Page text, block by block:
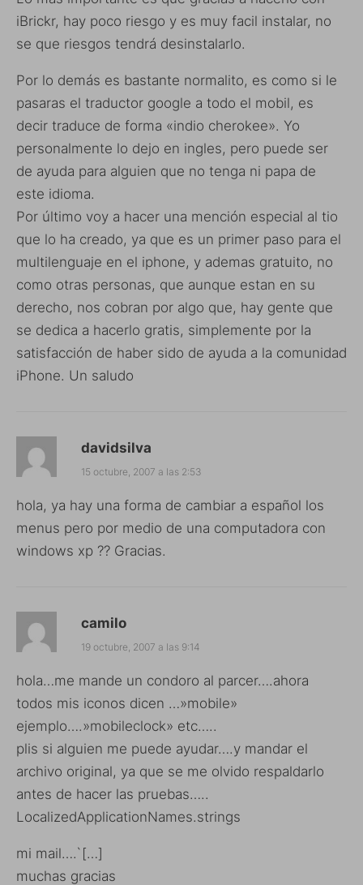
iBrickr, hay poco riesgo y es muy facil instalar, no
se que riesgos tendrá desinstalarlo.
Por lo demás es bastante normalito, es como si le
pasaras el traductor google a todo el mobil, es
decir traduce de forma «indio cherokee». Yo
personalmente lo dejo en ingles, pero puede ser
de ayuda para alguien que no tenga ni papa de
este idioma.
Por último voy a hacer una mención especial al tio
que lo ha creado, ya que es un primer paso para el
multilenguaje en el iphone, y ademas gratuito, no
como otras personas, que aunque estan en su
derecho, nos cobran por algo que, hay gente que
se dedica a hacerlo gratis, simplemente por la
satisfacción de haber sido de ayuda a la comunidad
iPhone. Un saludo
davidsilva
15 octubre, 2007 a las 2:53
hola, ya hay una forma de cambiar a español los
menus pero por medio de una computadora con
windows xp ?? Gracias.
camilo
19 octubre, 2007 a las 9:14
hola…me mande un condoro al parcer….ahora
todos mis iconos dicen …»mobile»
ejemplo….»mobileclock» etc…..
plis si alguien me puede ayudar….y mandar el
archivo original, ya que se me olvido respaldarlo
antes de hacer las pruebas…..
LocalizedApplicationNames.strings
mi mail….`[…]
muchas gracias